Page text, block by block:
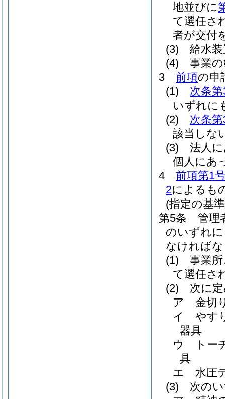
地並びに
て選任さ
者が交付
(3)
給水
(4)
事業
3
前項の申
(1)
次条
いずれに
(2)
次条
該当しな
(3)
法人
個人にあ
4
前項第1
2によるも
(指定の基
第5条
管理
のいずれ
なければ
(1)
事業
て選任さ
(2)
次に
ア
金切
イ
やす
器具
ウ
トー
具
エ
水圧
(3)
次の